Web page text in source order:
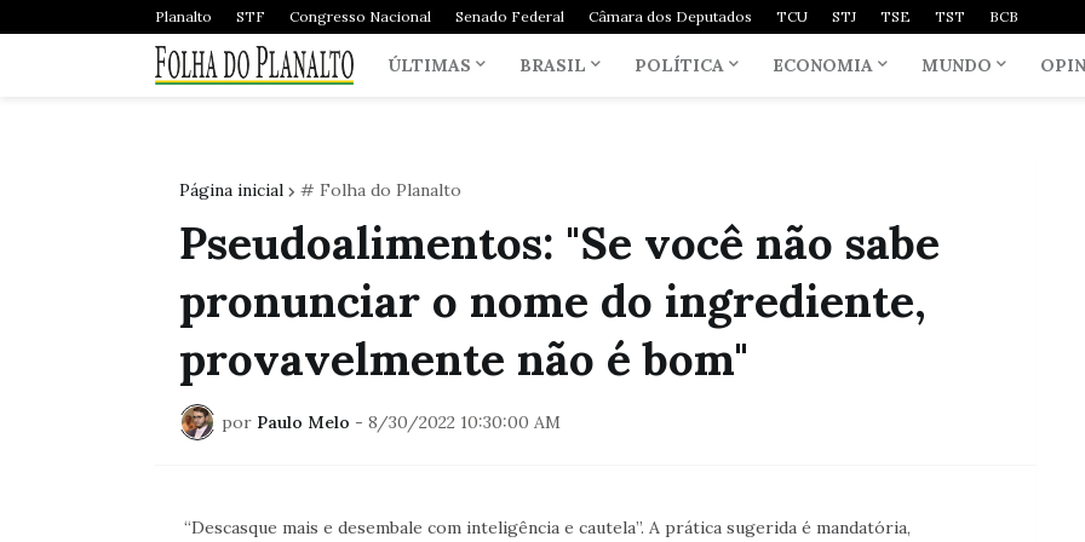
Planalto STF Congresso Nacional Senado Federal Câmara dos Deputados TCU STJ TSE TST BCB
ÚLTIMAS BRASIL POLÍTICA ECONOMIA MUNDO
Página inicial # Folha do Planalto
Pseudoalimentos: "Se você não sabe
pronunciar o nome do ingrediente,
provavelmente não é bom"
por Paulo Melo - 8/30/2022 10:30:00 AM
“Descasque mais e desembale com inteligência e cautela”. A prática sugerida é mandatória,